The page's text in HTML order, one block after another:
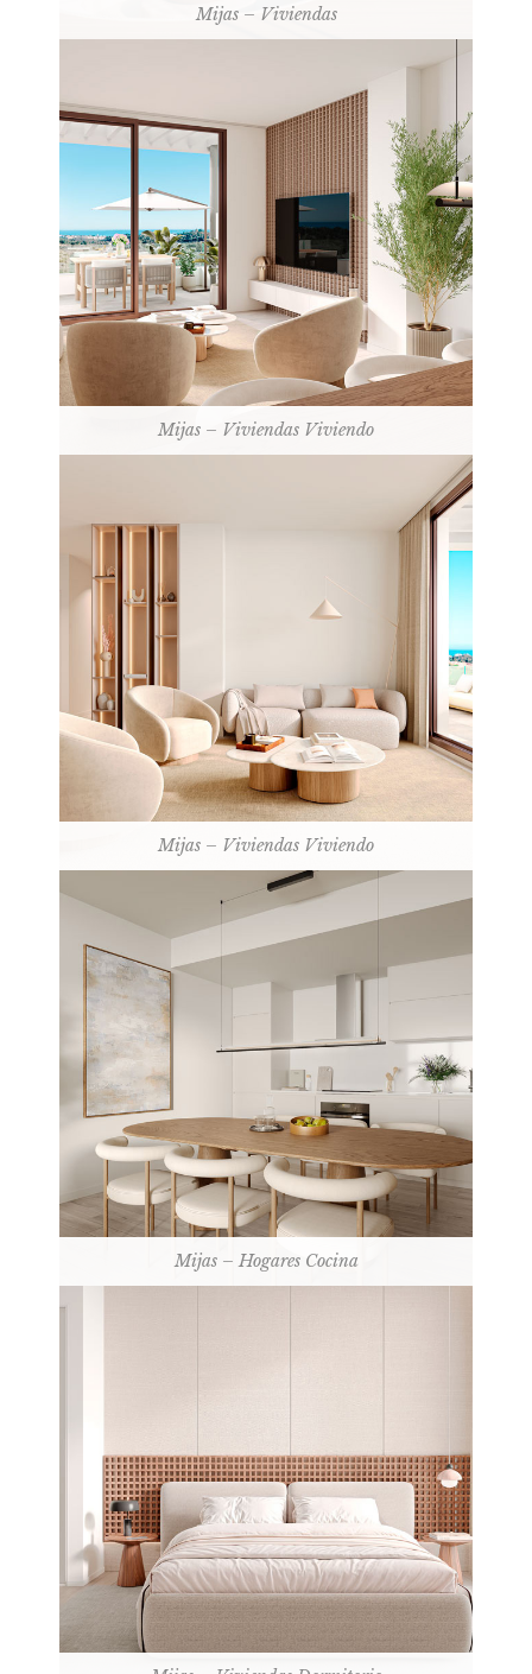
Mijas – Viviendas
Mijas – Viviendas Viviendo
Mijas – Viviendas Viviendo
Mijas – Hogares Cocina